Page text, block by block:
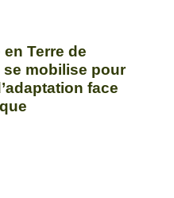
Terre de
se mobilise pour
face